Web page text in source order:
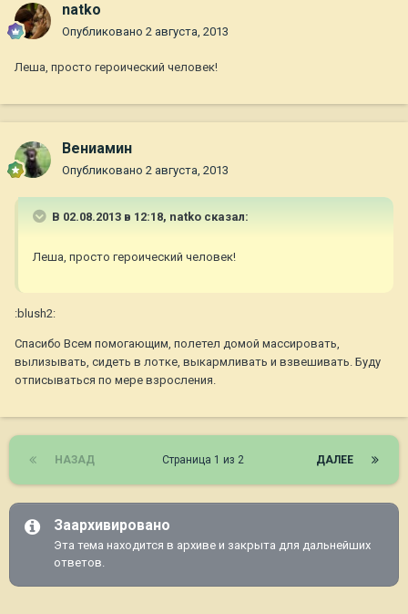
natko
Опубликовано 2 августа, 2013
Леша, просто героический человек!
Вениамин
Опубликовано 2 августа, 2013
В 02.08.2013 в 12:18, natko сказал:
Леша, просто героический человек!
:blush2:
Спасибо Всем помогающим, полетел домой массировать,
вылизывать, сидеть в лотке, выкармливать и взвешивать. Буду
отписываться по мере взросления.
НАЗАД ДАЛЕЕ
Страница 1 из 2
Заархивировано
Эта тема находится в архиве и закрыта для дальнейших
ответов.